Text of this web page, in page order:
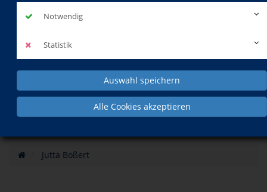
Notwendig
Statistik
Auswahl speichern
Alle Cookies akzeptieren
Jutta Boßert